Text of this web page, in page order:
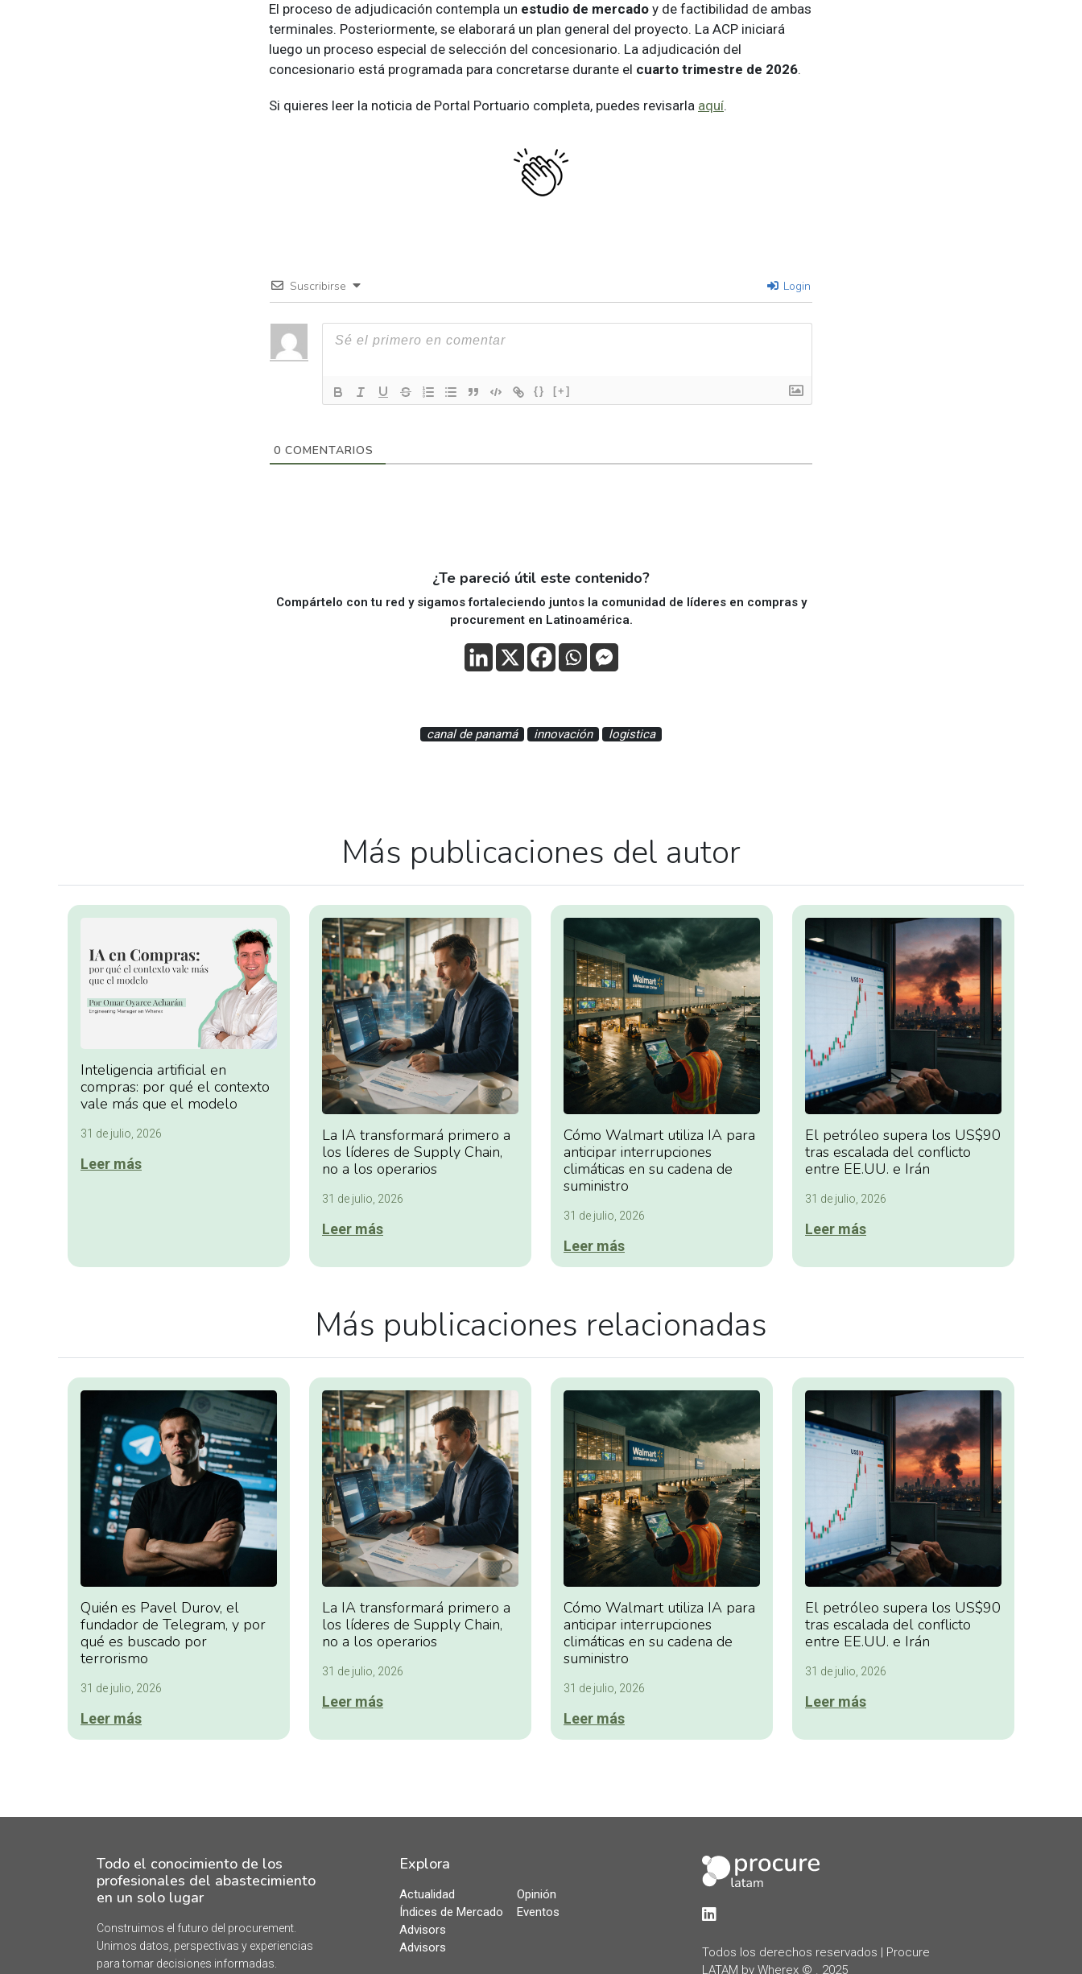
El proceso de adjudicación contempla un estudio de mercado y de factibilidad de ambas
terminales. Posteriormente, se elaborará un plan general del proyecto. La ACP iniciará
luego un proceso especial de selección del concesionario. La adjudicación del
concesionario está programada para concretarse durante el cuarto trimestre de 2026.
Si quieres leer la noticia de Portal Portuario completa, puedes revisarla aquí.
Suscribirse Login
{} [+]
0 COMENTARIOS
¿Te pareció útil este contenido?
Compártelo con tu red y sigamos fortaleciendo juntos la comunidad de líderes en compras y
procurement en Latinoamérica.
canal de panamá innovación logistica
Más publicaciones del autor
Inteligencia artificial en
compras: por qué el contexto
vale más que el modelo
31 de julio, 2026
Leer más
La IA transformará primero a
los líderes de Supply Chain,
no a los operarios
31 de julio, 2026
Leer más
Cómo Walmart utiliza IA para
anticipar interrupciones
climáticas en su cadena de
suministro
31 de julio, 2026
Leer más
El petróleo supera los US$90
tras escalada del conflicto
entre EE.UU. e Irán
31 de julio, 2026
Leer más
Más publicaciones relacionadas
Quién es Pavel Durov, el
fundador de Telegram, y por
qué es buscado por
terrorismo
31 de julio, 2026
Leer más
La IA transformará primero a
los líderes de Supply Chain,
no a los operarios
31 de julio, 2026
Leer más
Cómo Walmart utiliza IA para
anticipar interrupciones
climáticas en su cadena de
suministro
31 de julio, 2026
Leer más
El petróleo supera los US$90
tras escalada del conflicto
entre EE.UU. e Irán
31 de julio, 2026
Leer más
Todo el conocimiento de los
profesionales del abastecimiento
en un solo lugar
Construimos el futuro del procurement.
Unimos datos, perspectivas y experiencias
para tomar decisiones informadas.
Explora
Actualidad
Opinión
Índices de Mercado
Eventos
Advisors
Advisors
LinkedIn
Todos los derechos reservados | Procure
LATAM by Wherex © . 2025